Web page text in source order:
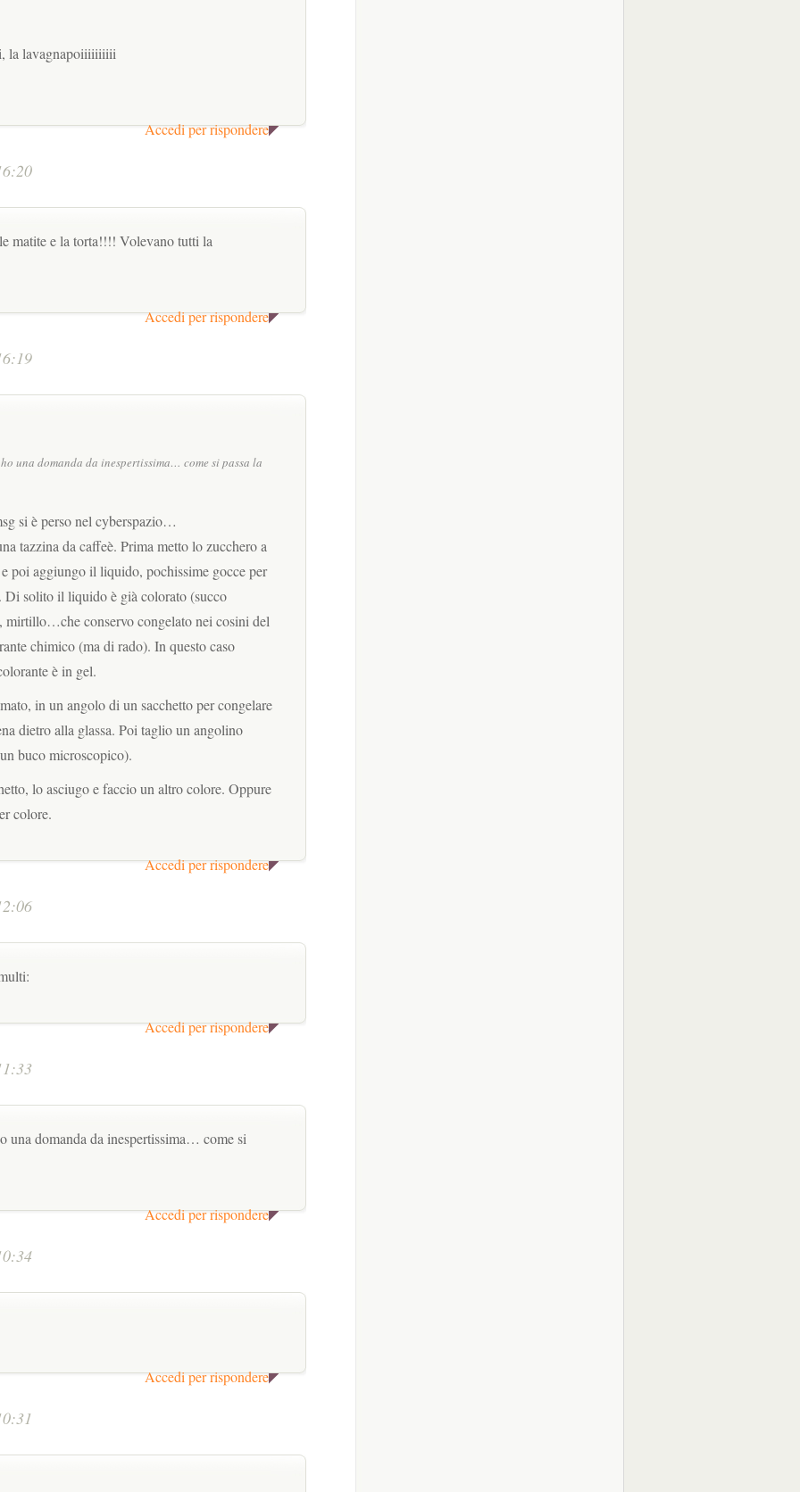
la lavagnapoiiiiiiiiii
Accedi per rispondere
matite e la torta!!!! Volevano tutti la
Accedi per rispondere
una domanda da inespertissima… come si passa la
si è perso nel cyberspazio…
tazzina da caffeè. Prima metto lo zucchero a
poi aggiungo il liquido, pochissime gocce per
Di solito il liquido è già colorato (succo
mirtillo…che conservo congelato nei cosini del
chimico (ma di rado). In questo caso
è in gel.
in un angolo di un sacchetto per congelare
dietro alla glassa. Poi taglio un angolino
buco microscopico).
lo asciugo e faccio un altro colore. Oppure
colore.
Accedi per rispondere
Accedi per rispondere
domanda da inespertissima… come si
Accedi per rispondere
Accedi per rispondere